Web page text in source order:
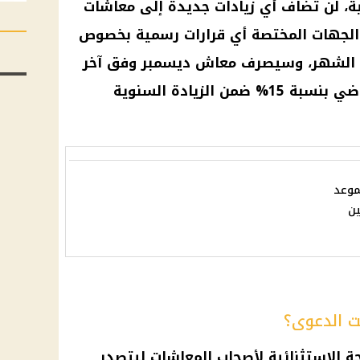
لن تضاف أي زيادات جديدة إلى معاشات
الجهات المختصة أي قرارات رسمية بخصوص
الشهر، وسيصرف معاش ديسمبروفق آخر
15% ضمن
الزيادة السنوية
2025: الموعد
الدعوى؟